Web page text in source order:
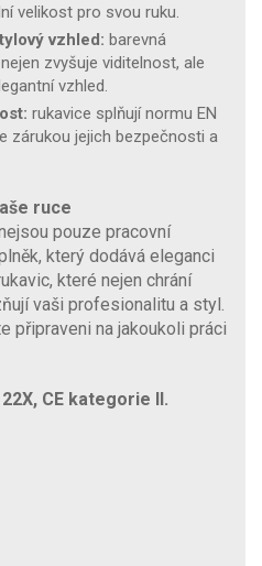
velikost pro svou ruku.
vzhled: barevná
zvyšuje viditelnost, ale
vzhled.
rukavice splňují normu EN
zárukou jejich bezpečnosti a
ruce
pouze pracovní
který dodává eleganci
které nejen chrání
vaši profesionalitu a styl.
připraveni na jakoukoli práci
CE kategorie II.